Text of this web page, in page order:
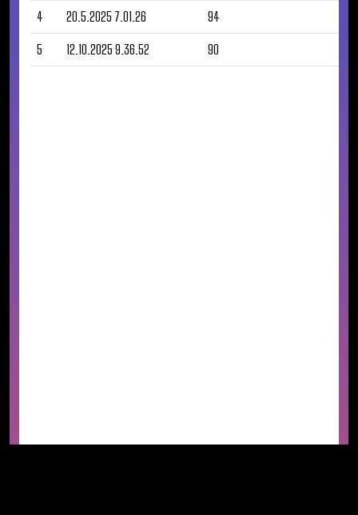
4 20.5.2025 7.01.26 94
5 12.10.2025 9.36.52 90